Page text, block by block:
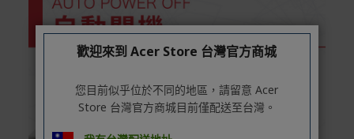
情請參考商品說明。
如有相關保固問題以及售後服務問題，您可以透過專線或
服務信箱聯繫客服。
付款方式
本網站提供以下付款方式：
信用卡一次付清：支援Visa、Master Card及JCB卡
歡迎來到 Acer Store 台灣官方商城
您目前似乎位於不同的地區，請留意 Acer
Store 台灣官方商城目前僅配送至台灣。